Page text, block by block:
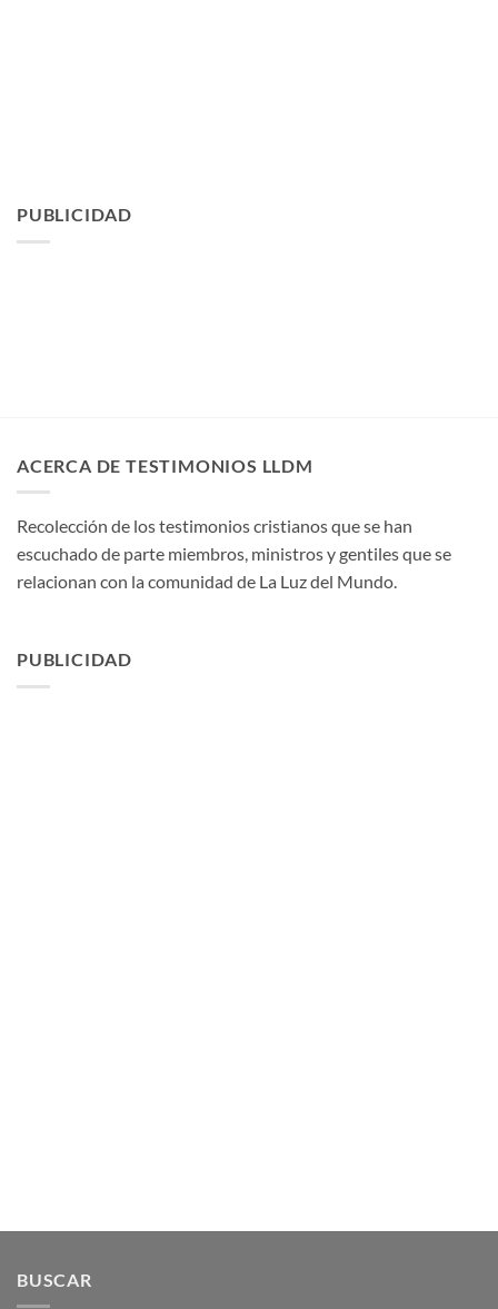
PUBLICIDAD
ACERCA DE TESTIMONIOS LLDM
Recolección de los testimonios cristianos que se han
escuchado de parte miembros, ministros y gentiles que se
relacionan con la comunidad de La Luz del Mundo.
PUBLICIDAD
BUSCAR